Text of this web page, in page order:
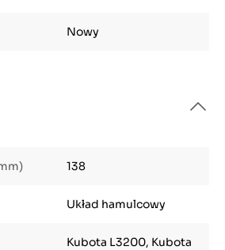
Nowy
138
Układ hamulcowy
Kubota L3200, Kubota